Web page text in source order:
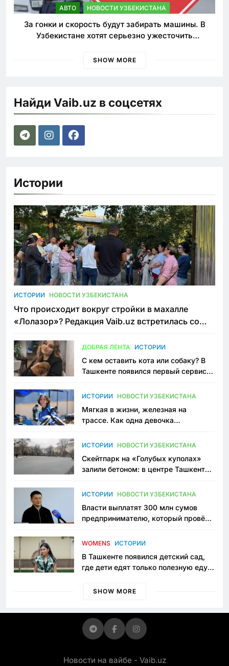
АВТО НОВОСТИ УЗБЕКИСТАНА
За гонки и скорость будут забирать машины. В
Узбекистане хотят серьезно ужесточить
SHOW MORE
Найди Vaib.uz в соцсетях
Истории
ИСТОРИИ НОВОСТИ УЗБЕКИСТАНА
Что происходит вокруг стройки в махалле
«Лолазор»? Редакция Vaib.uz встретилась со
ДОБРАЯ ЛЕНТА ИСТОРИИ
С кем оставить кота или собаку? В
Ташкенте появился первый сервис
ИСТОРИИ НОВОСТИ УЗБЕКИСТАНА
Мягкая в жизни, железная на
трассе. Как одна девочка
Узбекистане
ИСТОРИИ НОВОСТИ УЗБЕКИСТАНА
Скейтпарк на «Голубых куполах»
залили бетоном: в центре Ташкента
пространство
ИСТОРИИ НОВОСТИ УЗБЕКИСТАНА
Власти выплатят 300 млн сумов
предпринимателю, который провёл
приговору
WOMENS ИСТОРИИ
В Ташкенте появился детский сад,
где дети едят только полезную еду.
просить «кашу без сахара»
SHOW MORE
Новости на вайбе - Vaib.uz